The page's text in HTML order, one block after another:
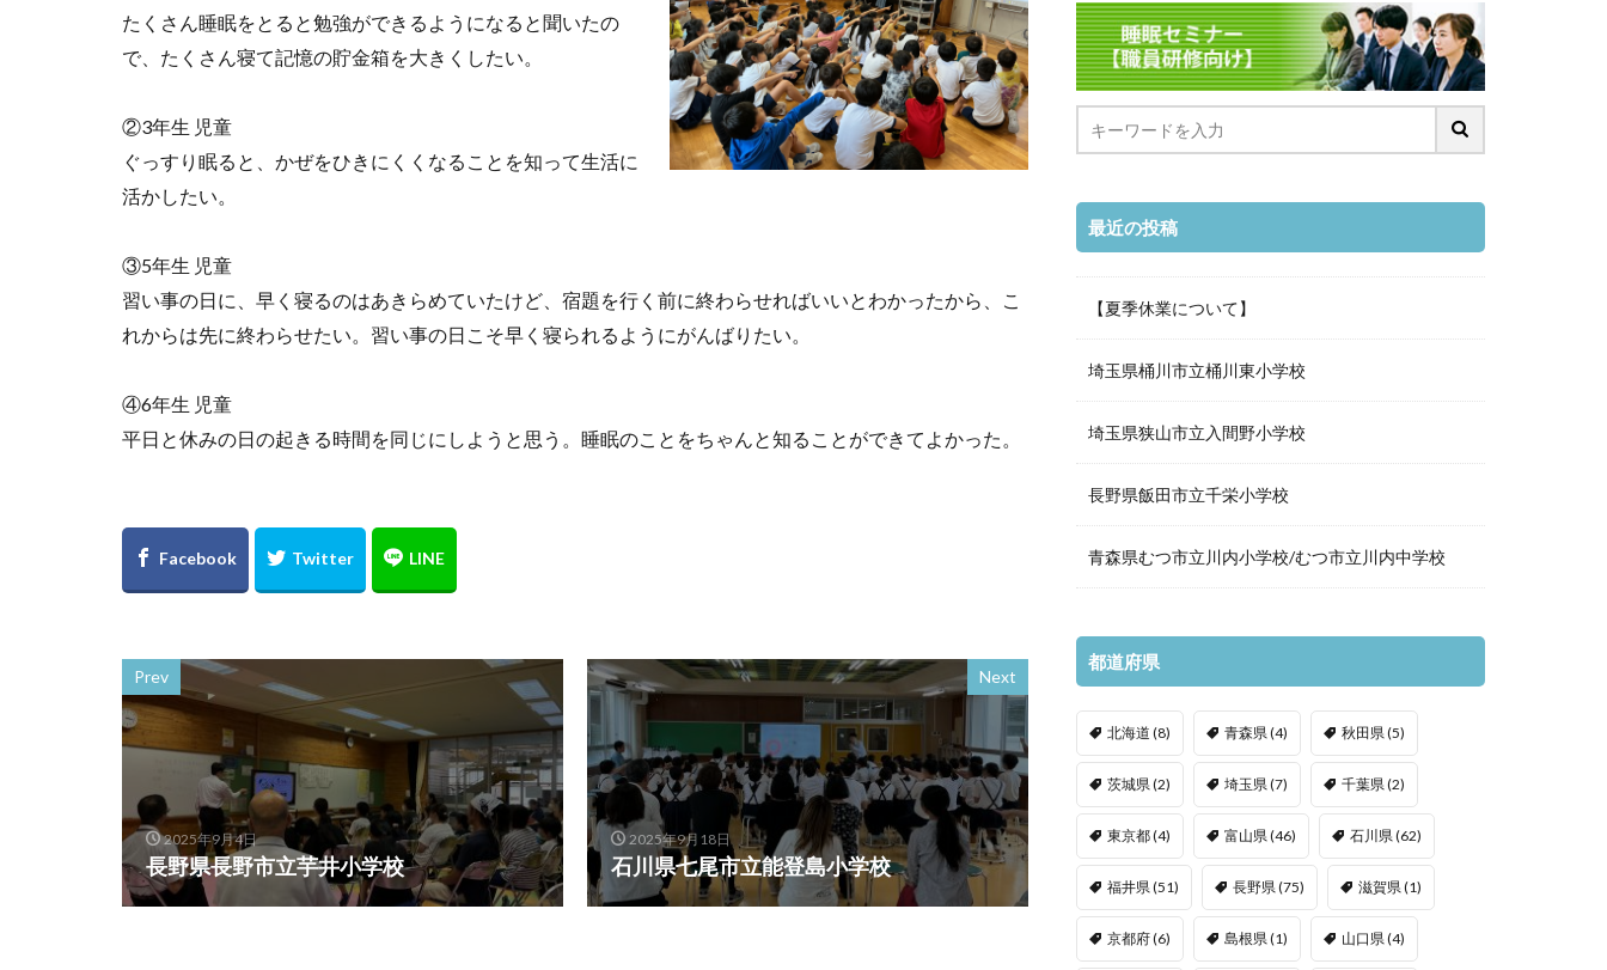
たくさん睡眠をとると勉強ができるようになると聞いたの
で、たくさん寝て記憶の貯金箱を大きくしたい。
②3年生 児童
ぐっすり眠ると、かぜをひきにくくなることを知って生活に
活かしたい。
③5年生 児童
習い事の日に、早く寝るのはあきらめていたけど、宿題を行く前に終わらせればいいとわかったから、こ
れからは先に終わらせたい。習い事の日こそ早く寝られるようにがんばりたい。
④6年生 児童
平日と休みの日の起きる時間を同じにしようと思う。睡眠のことをちゃんと知ることができてよかった。
Prev
2025年9月4日
長野県長野市立芋井小学校
Next
2025年9月18日
石川県七尾市立能登島小学校
最近の投稿
【夏季休業について】
埼玉県桶川市立桶川東小学校
埼玉県狭山市立入間野小学校
長野県飯田市立千栄小学校
青森県むつ市立川内小学校/むつ市立川内中学校
都道府県
北海道 (8) 青森県(4) 秋田県(5)
茨城県(2) 埼玉県(7) 千葉県(2)
東京都(4) 富山県(46) 石川県(62)
福井県(51) 長野県(75) 滋賀県(1)
京都府(6) 島根県(1) 山口県(4)